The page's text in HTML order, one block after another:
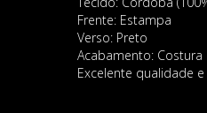
Frente: Estampa
Verso: Preto
Acabamento: Costura
Excelente qualidade